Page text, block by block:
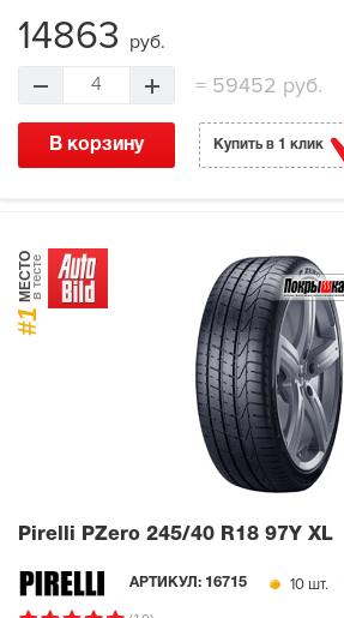
14863 руб.
4 =59452 руб.
В корзину Купить в 1 клик
#1
МЕСТОв тесте
Pirelli PZero 245/40 R18 97Y XL
АРТИКУЛ: 16715 10 шт.